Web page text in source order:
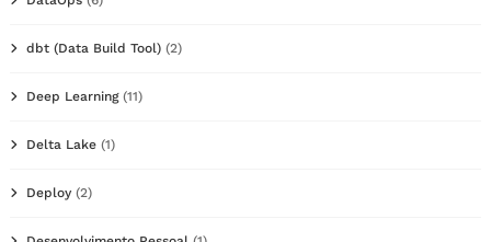
dbt (Data Build Tool) (2)
Deep Learning(11)
Delta Lake (1)
Deploy (2)